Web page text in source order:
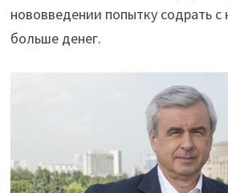
нововведении попытку содрать с
больше денег.